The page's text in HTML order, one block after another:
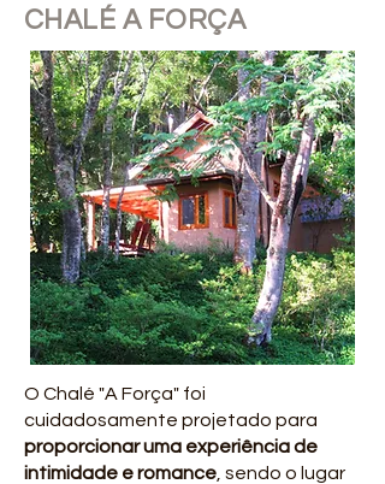
CHALÉ A FORÇA
O Chalé "A Força" foi
cuidadosamente projetado para
proporcionar uma experiência de
intimidade e romance , sendo o lugar